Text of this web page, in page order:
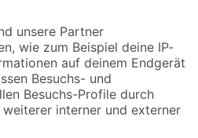
Versandarten